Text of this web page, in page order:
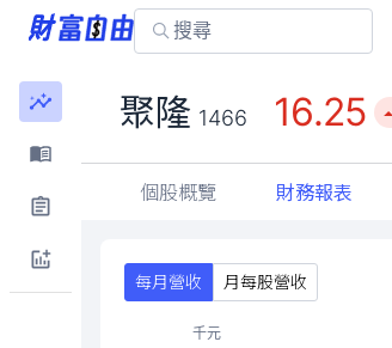
聚隆 1466 16.25
個股概覽 財務報表
每月營收 月每股營收